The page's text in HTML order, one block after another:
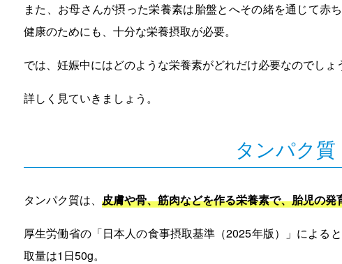
また、お母さんが摂った栄養素は胎盤とへその緒を通じて赤
健康のためにも、十分な栄養摂取が必要。
では、妊娠中にはどのような栄養素がどれだけ必要なのでしょ
詳しく見ていきましょう。
タンパク質
タンパク質は、 皮膚や骨、筋肉などを作る栄養素で、胎児の
厚生労働省の「日本人の食事摂取基準（2025年版）」による
取量は1日50g。